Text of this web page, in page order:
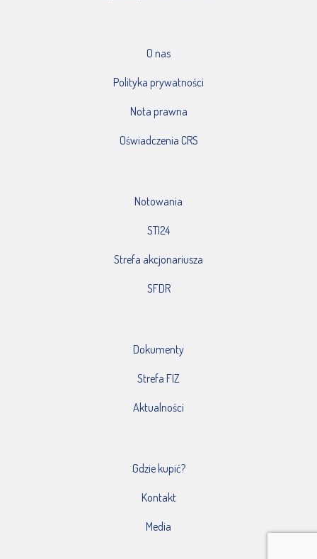
O nas
Polityka prywatności
Nota prawna
Oświadczenia CRS
Notowania
STI24
Strefa akcjonariusza
SFDR
Dokumenty
Strefa FIZ
Aktualności
Gdzie kupić?
Kontakt
Media